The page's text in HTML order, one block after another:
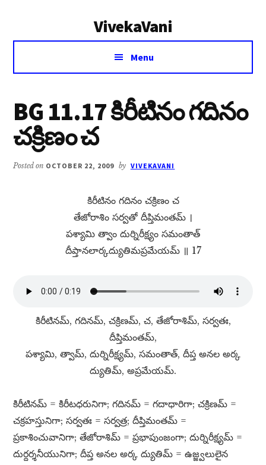
VivekaVani
Voice
Vivekananda
Menu
BG 11.17 కిరీటినం గదినం
చక్రిణం చ
Posted on OCTOBER 22, 2009 by VIVEKAVANI
కిరీటినం గదినం చక్రిణం చ
తేజోరాశిం సర్వతో దీప్తిమంతమ్​ ।
పశ్యామి త్వాం దుర్నిరీక్ష్యం సమంతాత్​
దీప్తానలార్కద్యుతిమప్రమేయమ్​ ॥ 17
కిరీటినమ్​, గదినమ్​, చక్రిణమ్​, చ, తేజోరాశిమ్​, సర్వతః,
దీప్తిమంతమ్​,
పశ్యామి, త్వామ్​, దుర్నిరీక్ష్యమ్​, సమంతాత్​, దీప్త అనల అర్క
ద్యుతిమ్​, అప్రమేయమ్​.
కిరీటినమ్​ = కిరీటధరునిగా; గదినమ్​ = గదాధారిగా; చక్రిణమ్​ =
చక్రహస్తునిగా; సర్వతః = సర్వత్ర; దీప్తిమంతమ్​ =
ప్రకాశించువానిగా; తేజోరాశిమ్​ = ప్రభాపుంజంగా; దుర్నిరీక్ష్యమ్​ =
దుర్దర్శనీయునిగా; దీప్త అనల అర్క ద్యుతిమ్​ = ఉజ్జ్వలులైన